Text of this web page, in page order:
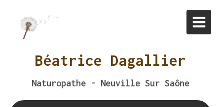
Béatrice Dagallier
Naturopathe - Neuville Sur Saône